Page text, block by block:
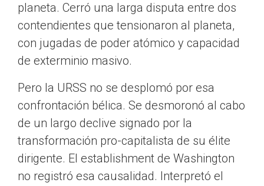
planeta. Cerró una larga disputa entre dos
contendientes que tensionaron al planeta,
con jugadas de poder atómico y capacidad
de exterminio masivo.
Pero la URSS no se desplomó por esa
confrontación bélica. Se desmoronó al cabo
de un largo declive signado por la
transformación pro-capitalista de su élite
dirigente. El establishment de Washington
no registró esa causalidad. Interpretó el